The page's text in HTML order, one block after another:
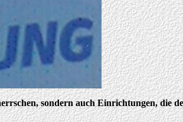
sondern auch Einrichtungen, die